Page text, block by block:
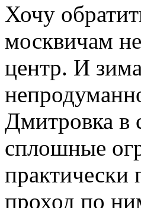
Хочу
москвичам
центр. И
Дмитровка в
сплошные
практически
проход по